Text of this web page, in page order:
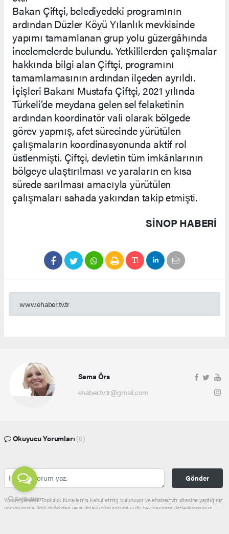
Bakan Çiftçi, belediyedeki programının
ardından Düzler Köyü Yılanlık mevkisinde
yapımı tamamlanan grup yolu güzergâhında
incelemelerde bulundu. Yetkililerden çalışmalar
hakkında bilgi alan Çiftçi, programını
tamamlamasının ardından ilçeden ayrıldı.
İçişleri Bakanı Mustafa Çiftçi, 2021 yılında
Türkeli’de meydana gelen sel felaketinin
ardından koordinatör vali olarak bölgede
görev yapmış, afet sürecinde yürütülen
çalışmaların koordinasyonunda aktif rol
üstlenmişti. Çiftçi, devletin tüm imkânlarının
bölgeye ulaştırılması ve yaraların en kısa
sürede sarılması amacıyla yürütülen
çalışmaları sahada yakından takip etmişti.
SINOP HABERİ
www.ehaber.tv.tr
Sema Örs
ehaber.tv.tr@gmail.com
Okuyucu Yorumları (0)
Gönder
Yorum yazarak Topluluk Kuralları’nı kabul etmiş bulunuyor ve ehaber.tv.tr sitesine yaptığınız
yorumunuzla ilgili doğrudan veya dolaylı tüm sorumluluğu tek başınıza üstleniyorsunuz.